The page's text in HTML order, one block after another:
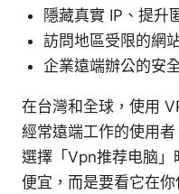
隱藏真實 IP、提升
訪問地區受限的網
企業遠端辦公的安
在台灣和全球，使用
經常遠端工作的使用
選擇「Vpn推荐电脑
便宜，而是要看它在